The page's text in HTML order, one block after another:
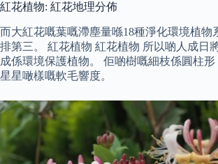
紅花植物: 紅花地理分佈
而大紅花嘅葉嘅滯塵量喺18種淨化環境植物
排第三。 紅花植物 紅花植物 所以啲人成日
成係環境保護植物。 佢啲樹嘅細枝係圓柱
星星噉樣嘅軟毛響度。